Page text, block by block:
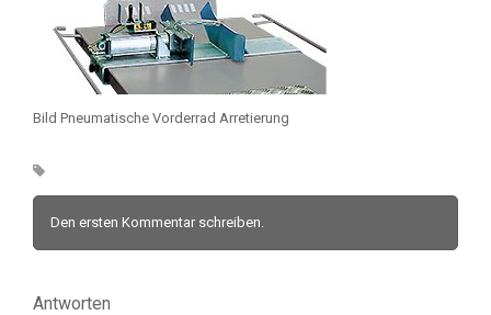
Bild Pneumatische Vorderrad Arretierung
Den ersten Kommentar schreiben.
Antworten